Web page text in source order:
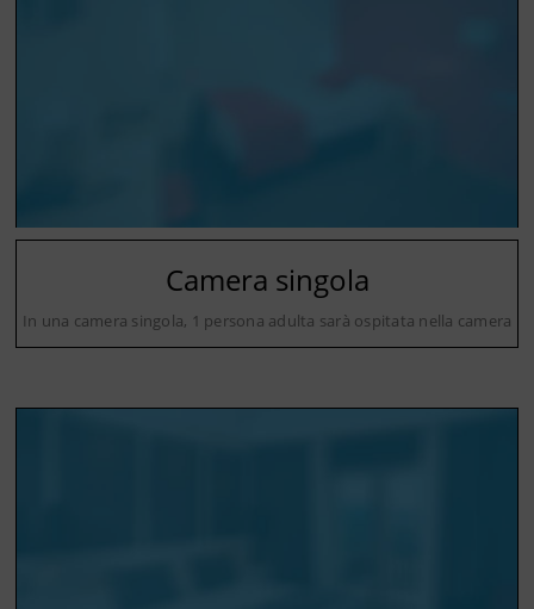
Camera singola
In una camera singola, 1 persona adulta sarà ospitata nella camera